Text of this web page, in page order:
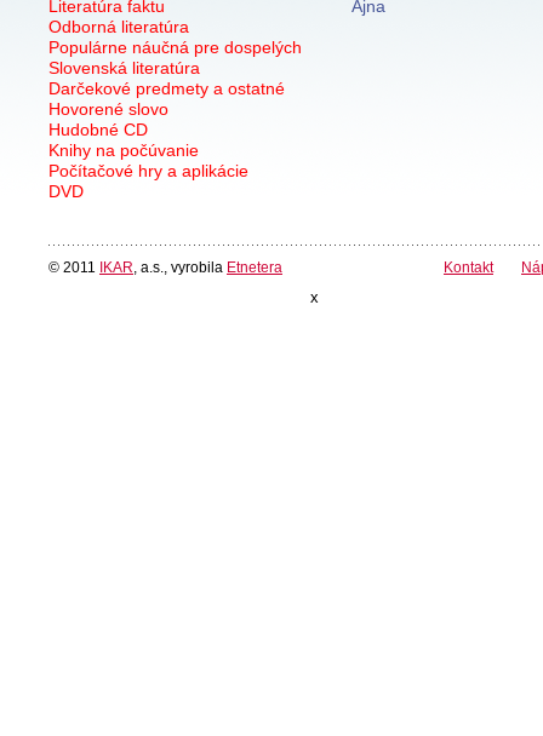
Literatúra faktu
Odborná literatúra
Populárne náučná pre dospelých
Slovenská literatúra
Darčekové predmety a ostatné
Hovorené slovo
Hudobné CD
Knihy na počúvanie
Počítačové hry a aplikácie
DVD
Ajna
© 2011 IKAR , a.s., vyrobila Etnetera Kontakt
x